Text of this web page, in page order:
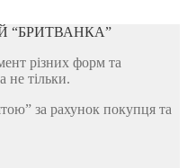
“БРИТВАНКА”
різних форм та
не тільки.
за рахунок покупця та